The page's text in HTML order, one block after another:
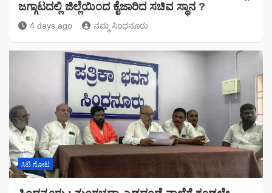
ಜಗ್ಗಾಟದಲ್ಲಿ ಜಿಲ್ಲೆಯಿಂದ ಕೈಜಾರಿದ ಸಚಿವ ಸ್ಥಾನ ?
4 days ago ನಮ್ಮ ಸಿಂಧನೂರು
ಸಿಟಿ ನೋಟ